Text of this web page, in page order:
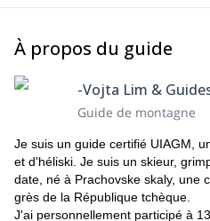
À propos du guide
-Vojta Lim &
Guide de montagne
Je suis un guide certifié UIAGM,
et d'héliski. Je suis un skieur,
date, né à Prachovske skaly, une
grès de la République tchèque.
J'ai personnellement participé à